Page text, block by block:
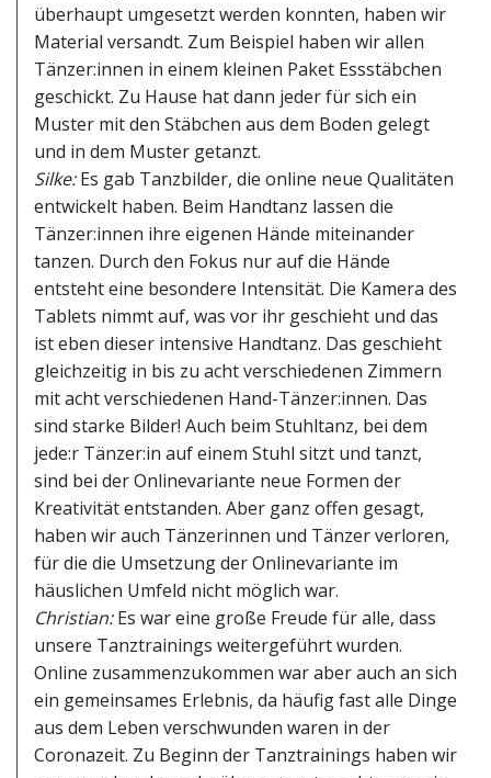
überhaupt umgesetzt werden konnten, haben wir
Material versandt. Zum Beispiel haben wir allen
Tänzer:innen in einem kleinen Paket Essstäbchen
geschickt. Zu Hause hat dann jeder für sich ein
Muster mit den Stäbchen aus dem Boden gelegt
und in dem Muster getanzt.
Silke:Es gab Tanzbilder, die online neue Qualitäten
entwickelt haben. Beim Handtanz lassen die
Tänzer:innen ihre eigenen Hände miteinander
tanzen. Durch den Fokus nur auf die Hände
entsteht eine besondere Intensität. Die Kamera des
Tablets nimmt auf, was vor ihr geschieht und das
ist eben dieser intensive Handtanz. Das geschieht
gleichzeitig in bis zu acht verschiedenen Zimmern
mit acht verschiedenen Hand-Tänzer:innen. Das
sind starke Bilder! Auch beim Stuhltanz, bei dem
jede:r Tänzer:in auf einem Stuhl sitzt und tanzt,
sind bei der Onlinevariante neue Formen der
Kreativität entstanden. Aber ganz offen gesagt,
haben wir auch Tänzerinnen und Tänzer verloren,
für die die Umsetzung der Onlinevariante im
häuslichen Umfeld nicht möglich war.
Christian:Es war eine große Freude für alle, dass
unsere Tanztrainings weitergeführt wurden.
Online zusammenzukommen war aber auch an sich
ein gemeinsames Erlebnis, da häufig fast alle Dinge
aus dem Leben verschwunden waren in der
Coronazeit. Zu Beginn der Tanztrainings haben wir